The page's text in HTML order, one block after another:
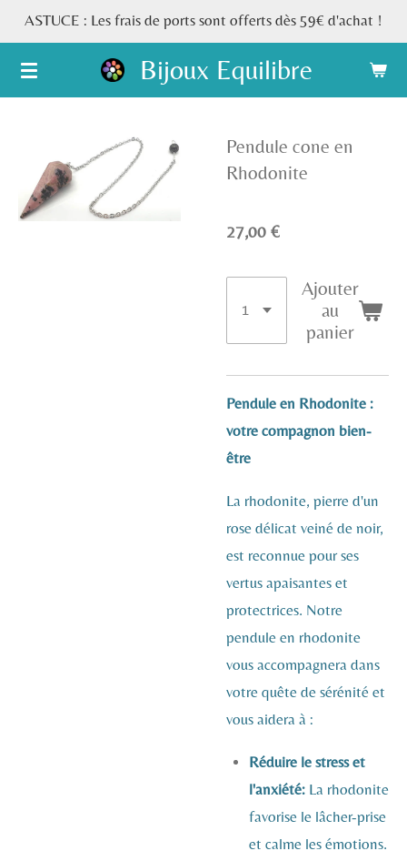
Passer
au
contenu
principal
Bijoux Equilibre
ASTUCE : Les frais de ports sont offerts dès 59€ d'achat !
Pendule cone en
Rhodonite
27,00 €
Ajouter
au
panier
Pendule en Rhodonite :
votre compagnon bien-
être
La rhodonite, pierre d'un
rose délicat veiné de noir,
est reconnue pour ses
vertus apaisantes et
protectrices. Notre
pendule en rhodonite
vous accompagnera dans
votre quête de sérénité et
vous aidera à :
Réduire le stress et
l'anxiété: La rhodonite
favorise le lâcher-prise
et calme les émotions.